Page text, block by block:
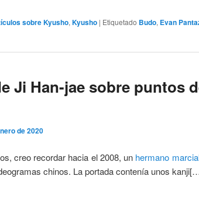
sobre Kyusho, Kyusho | Etiquetado Budo, Evan
Ji Han-jae sobre puntos
de 2020
creo recordar hacia el 2008, un hermano
chinos. La portada contenía unos